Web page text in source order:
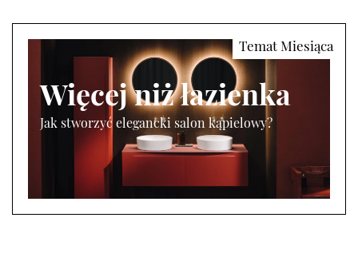
Więcej niż łazienka
Jak stworzyć elegancki salon kąpielowy?